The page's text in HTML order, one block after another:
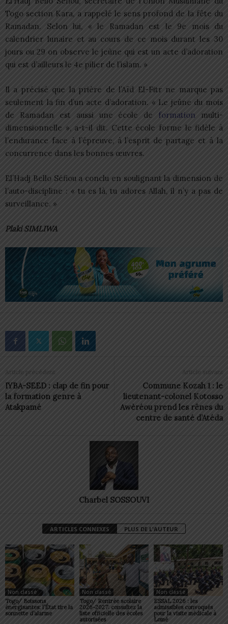
Togo section Kara, a rappelé le sens profond de la fête du
Ramadan. Selon lui, « le Ramadan est le 9e mois du
calendrier lunaire et au cours de ce mois durant les 30
jours ou 29 on observe le jeûne qui est un acte d’adoration
qui est d’ailleurs le 4e pilier de l’islam. »
Il a précisé que la prière de l’Aïd El-Fitr ne marque pas
seulement la fin d’un acte d’adoration. « Le jeûne du mois
de Ramadan est aussi une école de formation multi-
dimensionnelle », a-t-il dit. Cette école forme le fidèle à
l’endurance face à l’épreuve, à l’esprit de partage et à la
concurrence dans les bonnes œuvres.
El’Hadj Bello Séfiou a conclu en soulignant la dimension de
l’auto-discipline : « tu es là, tu adores Allah, il n’y a pas de
surveillance. »
Plaki SIMLIWA
Article précédent
IYBA-SEED : clap de fin pour
la formation genre à
Atakpamé
Article suivant
Commune Kozah 1 : le
lieutenant-colonel Kotosso
Awèréou prend les rênes du
centre de santé d’Atéda
Charbel SOSSOUVI
ARTICLES CONNEXES PLUS DE L'AUTEUR
Non classé
Togo/ Boissons
énergisantes: l’État tire la
sonnette d’alarme
Non classé
Togo/ Rentrée scolaire
2026-2027: consultez la
liste officielle des écoles
autorisées
Non classé
ESSAL 2026 : les
admissibles convoqués
pour la visite médicale à
Lomé